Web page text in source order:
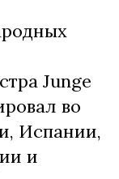
Junge
во
Испании,
и